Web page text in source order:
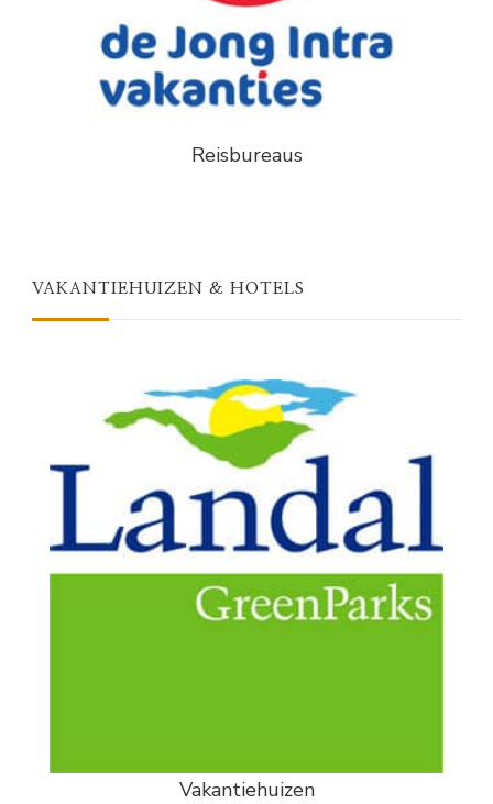
Reisbureaus
VAKANTIEHUIZEN & HOTELS
Vakantiehuizen